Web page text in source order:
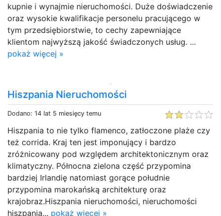
kupnie i wynajmie nieruchomości. Duże doświadczenie
oraz wysokie kwalifikacje personelu pracującego w
tym przedsiębiorstwie, to cechy zapewniające
klientom najwyższą jakość świadczonych usług. ...
pokaż więcej »
Hiszpania Nieruchomości
Dodano: 14 lat 5 miesięcy temu
Hiszpania to nie tylko flamenco, zatłoczone plaże czy
też corrida. Kraj ten jest imponujący i bardzo
zróżnicowany pod względem architektonicznym oraz
klimatyczny. Północna zielona część przypomina
bardziej Irlandię natomiast gorące południe
przypomina marokańską architekturę oraz
krajobraz.Hiszpania nieruchomości, nieruchomości
hiszpania... pokaż więcej »